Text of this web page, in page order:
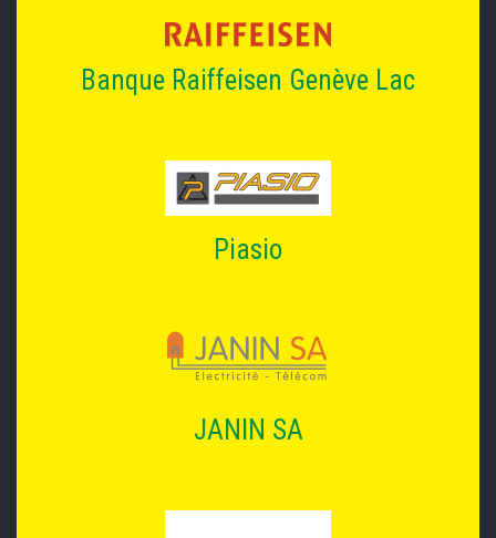
Banque Raiffeisen Genève Lac
Piasio
JANIN SA